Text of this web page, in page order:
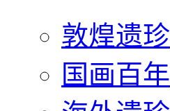
敦煌遗珍
国画百年